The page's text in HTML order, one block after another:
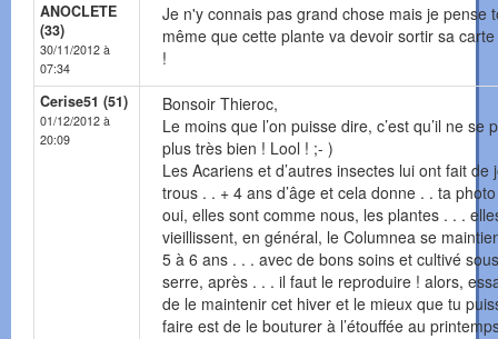
ANOCLETE
(33)
30/11/2012 à
07:34
Je n'y connais pas grand chose mais je pense
même que cette plante va devoir sortir sa
!
Cerise51 (51)
01/12/2012 à
20:09
Bonsoir Thieroc,
Le moins que l’on puisse dire, c’est qu’il ne se
plus très bien ! Lool ! ;- )
Les Acariens et d’autres insectes lui ont fait de
trous . . + 4 ans d’âge et cela donne . . ta
oui, elles sont comme nous, les plantes . . .
vieillissent, en général, le Columnea se
5 à 6 ans . . . avec de bons soins et cultivé sous
serre, après . . . il faut le reproduire ! alors,
de le maintenir cet hiver et le mieux que tu
faire est de le bouturer à l’étouffée au